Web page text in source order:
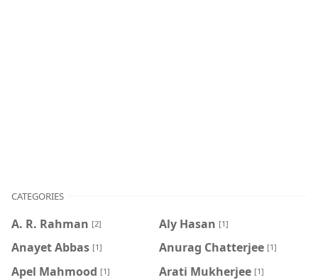
CATEGORIES
A. R. Rahman [2] Aly Hasan [1]
Anayet Abbas [1] Anurag Chatterjee [1]
Apel Mahmood [1] Arati Mukherjee [1]